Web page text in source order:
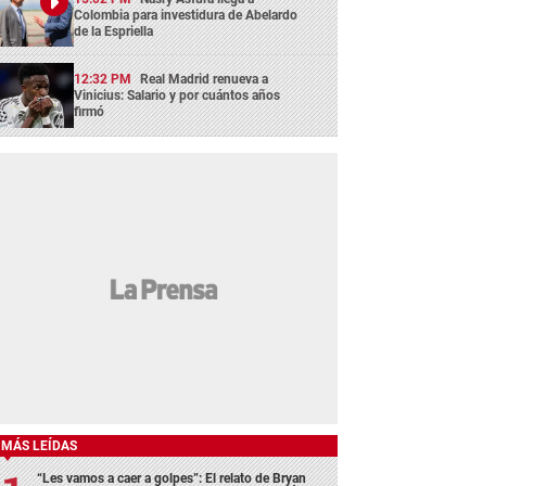
Colombia para investidura de Abelardo
de la Espriella
12:32 PM Real Madrid renueva a
Vinicius: Salario y por cuántos años
firmó
MÁS LEÍDAS
“Les vamos a caer a golpes”: El relato de Bryan